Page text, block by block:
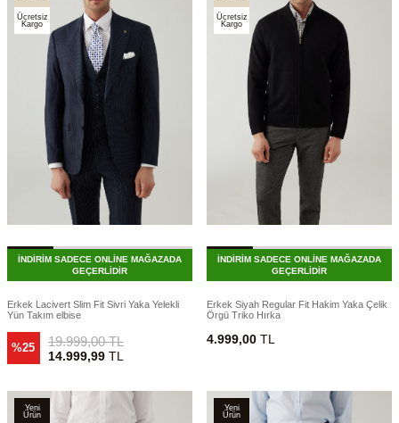
Ücretsiz
Kargo
İNDİRİM SADECE ONLİNE MAĞAZADA
GEÇERLİDİR
Erkek Lacivert Slim Fit Sivri Yaka Yelekli
Yün Takım elbise
%25 19.999,00TL
14.999,99TL
Ücretsiz
Kargo
İNDİRİM SADECE ONLİNE MAĞAZADA
GEÇERLİDİR
Erkek Siyah Regular Fit Hakim Yaka Çelik
Örgü Triko Hırka
4.999,00 TL
Yeni
Ürün
Yeni
Ürün